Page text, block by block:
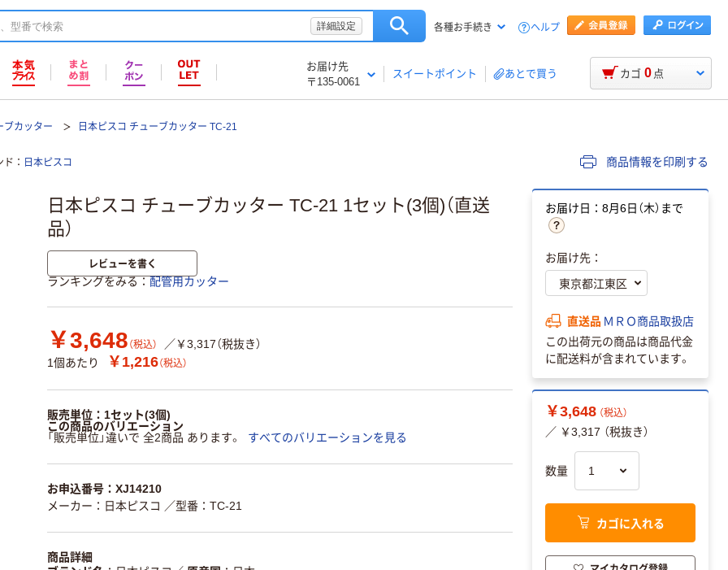
詳細設定 各種お手続き ヘルプ
お届け先
〒135-0061
スイートポイント あとで買う カゴ 0 点
ブカッター 日本ピスコ チューブカッター TC-21
ド 日本ピスコ 商品情報を印刷する
日本ピスコ チューブカッター TC-21 1セット(3個)（直送
品）
レビューを書く
ランキングをみる 配管用カッター
￥3,648 （税込）
／￥3,317（税抜き）
1個あたり
￥1,216（税込）
販売単位：1セット(3個)
この商品のバリエーション
「販売単位」違いで 全2商品 あります。
すべてのバリエーションを見る
お申込番号：XJ14210
メーカー：日本ピスコ ／型番：TC-21
商品詳細
お届け日：8月6日（木）まで
お届け先：
直送品 ＭＲＯ商品取扱店
この出荷元の商品は商品代金
に配送料が含まれています。
￥3,648 （税込）
／ ￥3,317 （税抜き）
数量
カゴに入れる